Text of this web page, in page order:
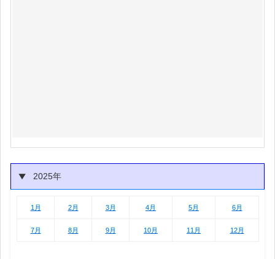
2025年
1月 2月 3月 4月 5月 6月
7月 8月 9月 10月 11月 12月